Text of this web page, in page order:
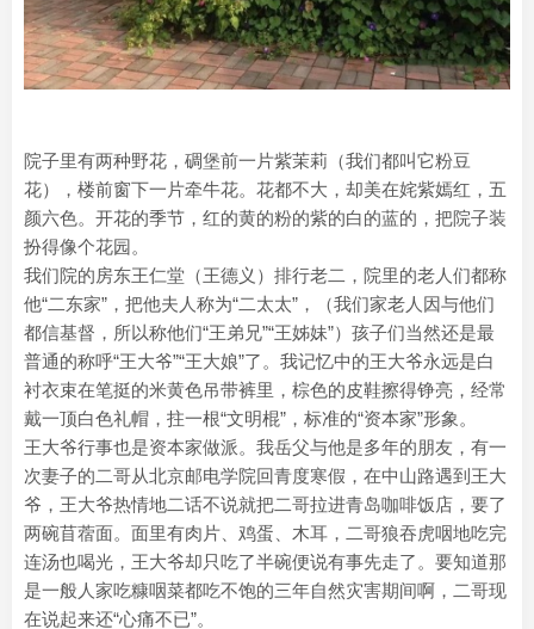
院子里有两种野花，碉堡前一片紫茉莉（我们都叫它粉豆
花），楼前窗下一片牵牛花。花都不大，却美在姹紫嫣红，五
颜六色。开花的季节，红的黄的粉的紫的白的蓝的，把院子装
扮得像个花园。
我们院的房东王仁堂（王德义）排行老二，院里的老人们都称
他“二东家”，把他夫人称为“二太太”，（我们家老人因与他们
都信基督，所以称他们“王弟兄”“王姊妹”）孩子们当然还是最
普通的称呼“王大爷”“王大娘”了。我记忆中的王大爷永远是白
衬衣束在笔挺的米黄色吊带裤里，棕色的皮鞋擦得铮亮，经常
戴一顶白色礼帽，拄一根“文明棍”，标准的“资本家”形象。
王大爷行事也是资本家做派。我岳父与他是多年的朋友，有一
次妻子的二哥从北京邮电学院回青度寒假，在中山路遇到王大
爷，王大爷热情地二话不说就把二哥拉进青岛咖啡饭店，要了
两碗苜蓿面。面里有肉片、鸡蛋、木耳，二哥狼吞虎咽地吃完
连汤也喝光，王大爷却只吃了半碗便说有事先走了。要知道那
是一般人家吃糠咽菜都吃不饱的三年自然灾害期间啊，二哥现
在说起来还“心痛不已”。